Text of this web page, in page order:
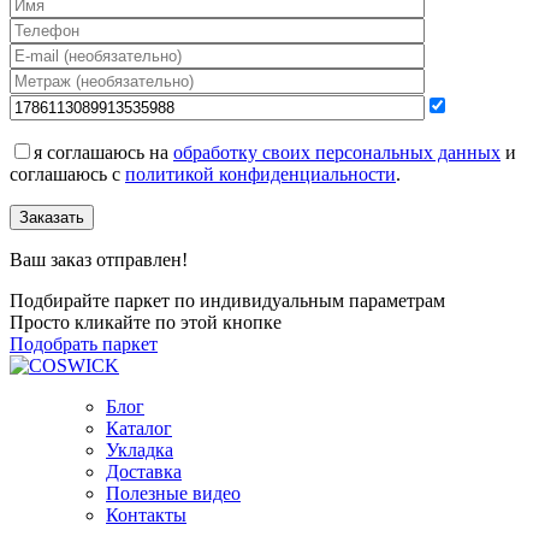
я соглашаюсь на обработку своих персональных данных и
соглашаюсь с политикой конфиденциальности.
Заказать
Ваш заказ отправлен!
Подбирайте паркет по индивидуальным параметрам
Просто кликайте по этой кнопке
Подобрать паркет
Блог
Каталог
Укладка
Доставка
Полезные видео
Контакты